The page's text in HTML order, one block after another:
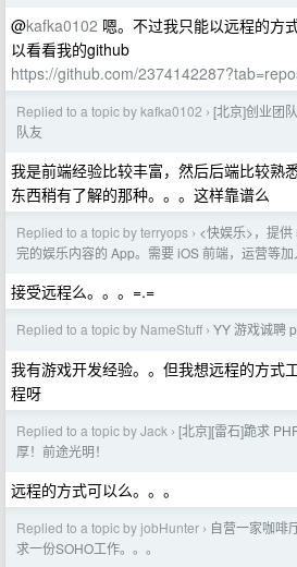
@kafka0102 嗯。不过我只能以远程的方
以看看我的github
https://github.com/
Replied to a topic by kafka0102 › [北京]创业团
队友
我是前端经验比较丰富，然后后端比较熟
东西稍有了解的那种。。。这样靠谱么
Replied to a topic by terryops › <快娱乐>，提
完的娱乐内容的 App。需要 iOS 前端，运营等加
接受远程么。。。=.=
Replied to a topic by NameStuff › YY 游戏诚聘
我有游戏开发经验。。但我想远程的方式
程呀
Replied to a topic by Jack › [北京][雷石]跪求
厚！前途光明！
远程的方式可以么。。。
Replied to a topic by jobHunter › 自营一家咖啡
求一份SOHO工作。。。